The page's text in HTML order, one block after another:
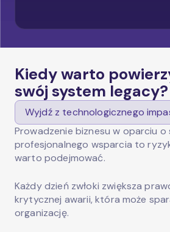
Kiedy warto
swój system legacy?
Wyjdź z technologicznego
Prowadzenie biznesu w oparciu
profesjonalnego wsparcia to
warto podejmować.
Każdy dzień zwłoki zwiększa
krytycznej awarii, która może
organizację.